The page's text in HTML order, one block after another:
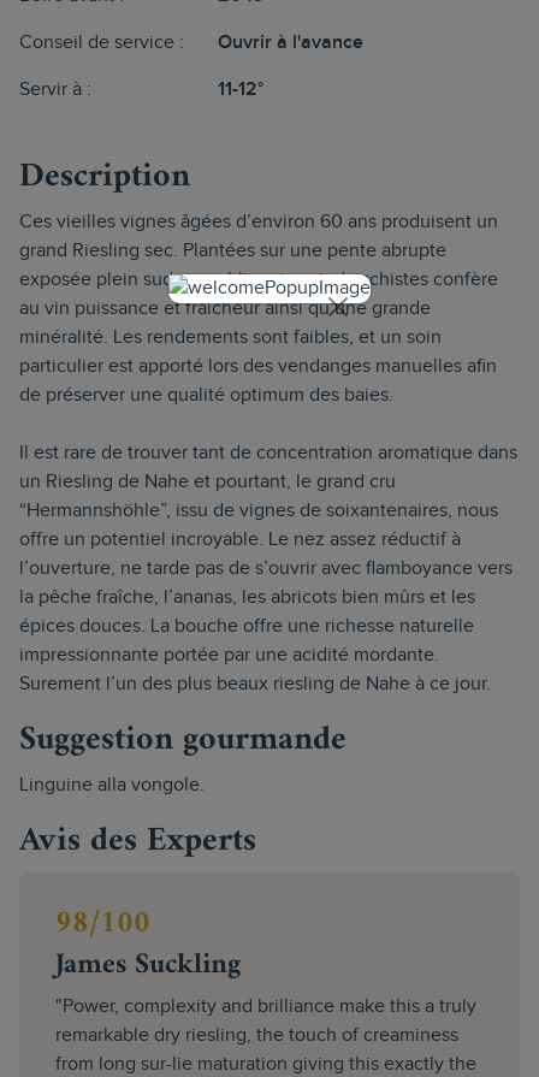
Conseil de service : Ouvrir à l'avance
Servir à : 11-12°
Description
Ces vieilles vignes âgées d’environ 60 ans produisent un
grand Riesling sec. Plantées sur une pente abrupte
exposée plein sud, ce sublime terroir de schistes confère
au vin puissance et fraîcheur ainsi qu’une grande
minéralité. Les rendements sont faibles, et un soin
particulier est apporté lors des vendanges manuelles afin
de préserver une qualité optimum des baies.
Il est rare de trouver tant de concentration aromatique dans
un Riesling de Nahe et pourtant, le grand cru
“Hermannshöhle”, issu de vignes de soixantenaires, nous
offre un potentiel incroyable. Le nez assez réductif à
l’ouverture, ne tarde pas de s’ouvrir avec flamboyance vers
la pêche fraîche, l’ananas, les abricots bien mûrs et les
épices douces. La bouche offre une richesse naturelle
impressionnante portée par une acidité mordante.
Surement l’un des plus beaux riesling de Nahe à ce jour.
Suggestion gourmande
Linguine alla vongole.
Avis des Experts
98/100
James Suckling
"Power, complexity and brilliance make this a truly
remarkable dry riesling, the touch of creaminess
from long sur-lie maturation giving this exactly the